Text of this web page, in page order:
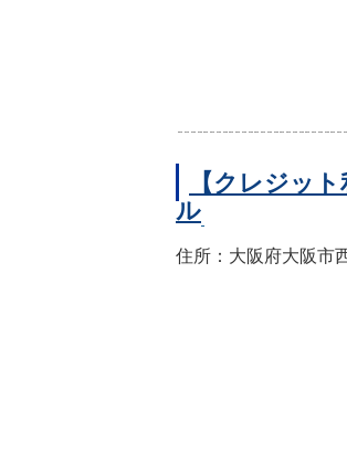
【クレジッ
ル
住所：大阪府大阪市